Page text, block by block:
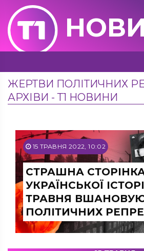
ЖЕРТВИ ПОЛІТИЧНИХ
АРХІВИ - Т1 НОВИНИ
15 ТРАВНЯ 2022, 10:02
СТРАШНА
УКРАЇНСЬКОЇ
ТРАВНЯ
ПОЛІТИЧНИХ